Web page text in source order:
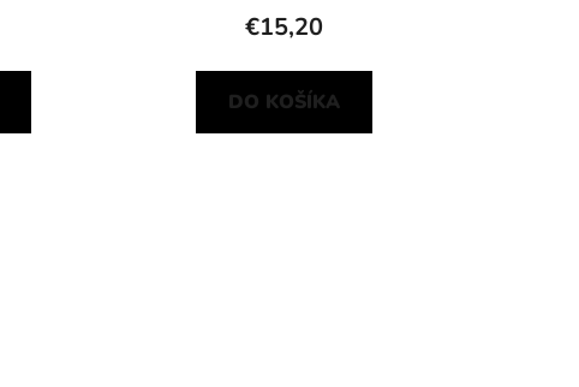
€15,20
DO KOŠÍKA